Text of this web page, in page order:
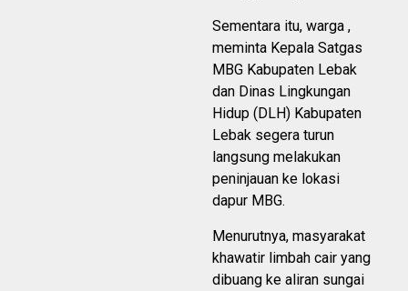
Sementara itu, warga ,
meminta Kepala Satgas
MBG Kabupaten Lebak
dan Dinas Lingkungan
Hidup (DLH) Kabupaten
Lebak segera turun
langsung melakukan
peninjauan ke lokasi
dapur MBG.
Menurutnya, masyarakat
khawatir limbah cair yang
dibuang ke aliran sungai